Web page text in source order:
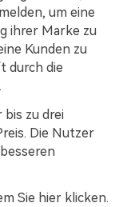
um eine
ihrer Marke zu
Kunden zu
durch die
zu drei
Die Nutzer
Sie hier klicken.